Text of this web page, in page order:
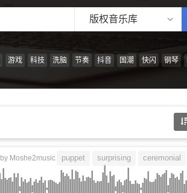
版权音乐库
游戏 科技 洗脑 节奏 抖音 国潮 快闪 钢琴
by Moshe2music puppet surprising ceremonial